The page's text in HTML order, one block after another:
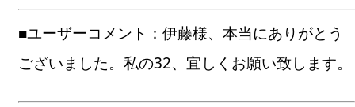
■ユーザーコメント：伊藤様、本当にありがとう
ございました。私の32、宜しくお願い致します。